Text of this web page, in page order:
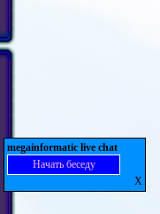
megainformatic live chat
Начать беседу
X